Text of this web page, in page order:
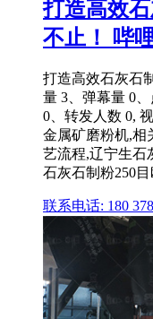
打造高效
不止！ 哔
打造高效石灰石
量 3、弹幕量 0
0、转发人数 0,
金属矿磨粉机,相
艺流程,辽宁生石
石灰石制粉250目
联系电话: 180